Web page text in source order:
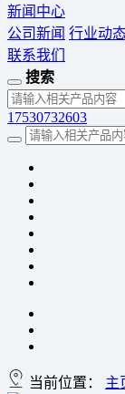
新闻中心
公司新闻 行业动
联系我们
搜索
17530732603
当前位置： 主